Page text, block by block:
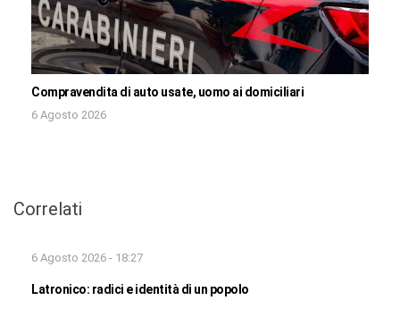
Compravendita di auto usate, uomo ai domiciliari
6 Agosto 2026
Correlati
6 Agosto 2026 - 18:27
Latronico: radici e identità di un popolo